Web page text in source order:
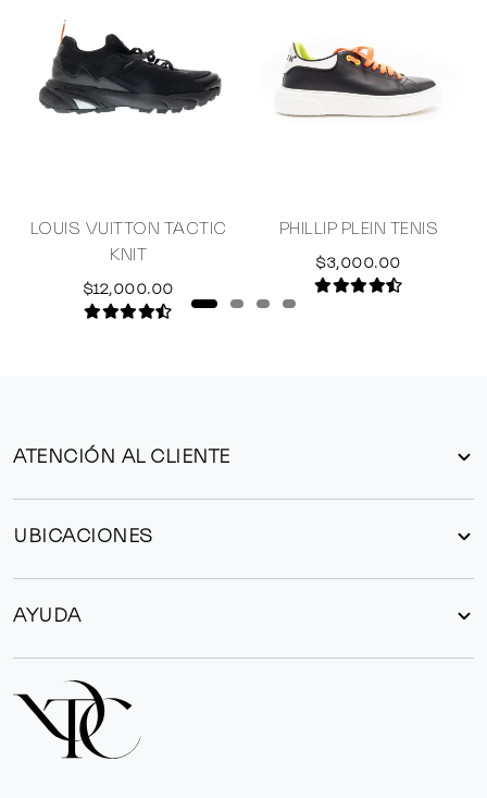
LOUIS VUITTON TACTIC
KNIT
$12,000.00
PHILLIP PLEIN TENIS
$3,000.00
ATENCIÓN AL CLIENTE
UBICACIONES
AYUDA